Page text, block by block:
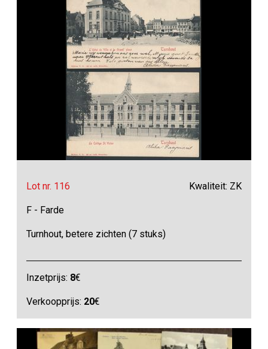
Lot nr. 116 Kwaliteit: ZK
F - Farde
Turnhout, betere zichten (7 stuks)
Inzetprijs: 8€
Verkoopprijs: 20€